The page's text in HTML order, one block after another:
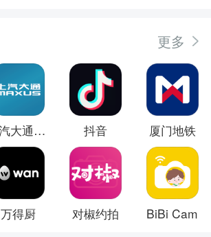
更多
上汽大通MAXUS 抖音 厦门地铁
万得厨 对椒约拍 BiBi Cam